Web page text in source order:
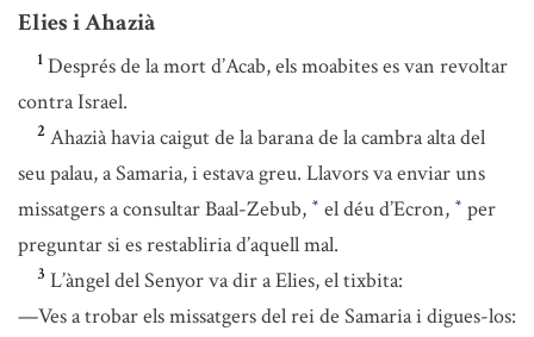
Elies i Ahazià
1 Després de la mort d’Acab, els moabites es van revoltar
contra Israel.
2 Ahazià havia caigut de la barana de la cambra alta del
seu palau, a Samaria, i estava greu. Llavors va enviar uns
missatgers a consultar Baal-Zebub, * el déu d’Ecron, * per
preguntar si es restabliria d’aquell mal.
3 L’àngel del Senyor va dir a Elies, el tixbita:
—Ves a trobar els missatgers del rei de Samaria i digues-los: